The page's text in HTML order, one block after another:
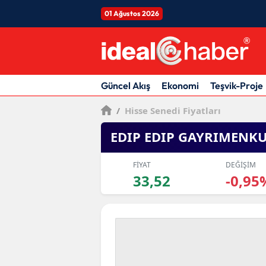
01 Ağustos 2026
Güncel Akış Ekonomi Teşvik-Proje
/ Hisse Senedi Fiyatları
EDIP EDIP
FİYAT
33,52
DEĞİŞİM
-